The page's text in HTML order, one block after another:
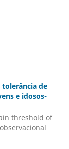
tolerância de
e idosos-
threshold of